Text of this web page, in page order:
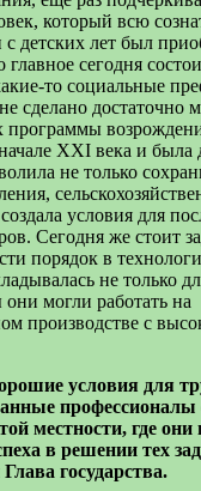
который всю
детских лет был
сегодня
то социальные
сделано достаточно
программы
XXI века и была
не только
условия для
Сегодня же стоит
порядок в
не только
могли работать на
производстве с
условия для
профессионалы
местности, где
в решении тех
государства.